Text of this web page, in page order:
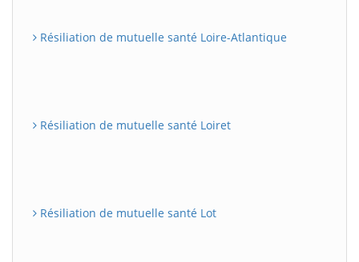
Résiliation de mutuelle santé Loire-Atlantique
Résiliation de mutuelle santé Loiret
Résiliation de mutuelle santé Lot